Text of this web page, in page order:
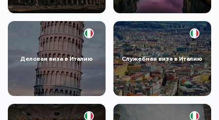
Деловая виза в Италию Служебная виза в Италию